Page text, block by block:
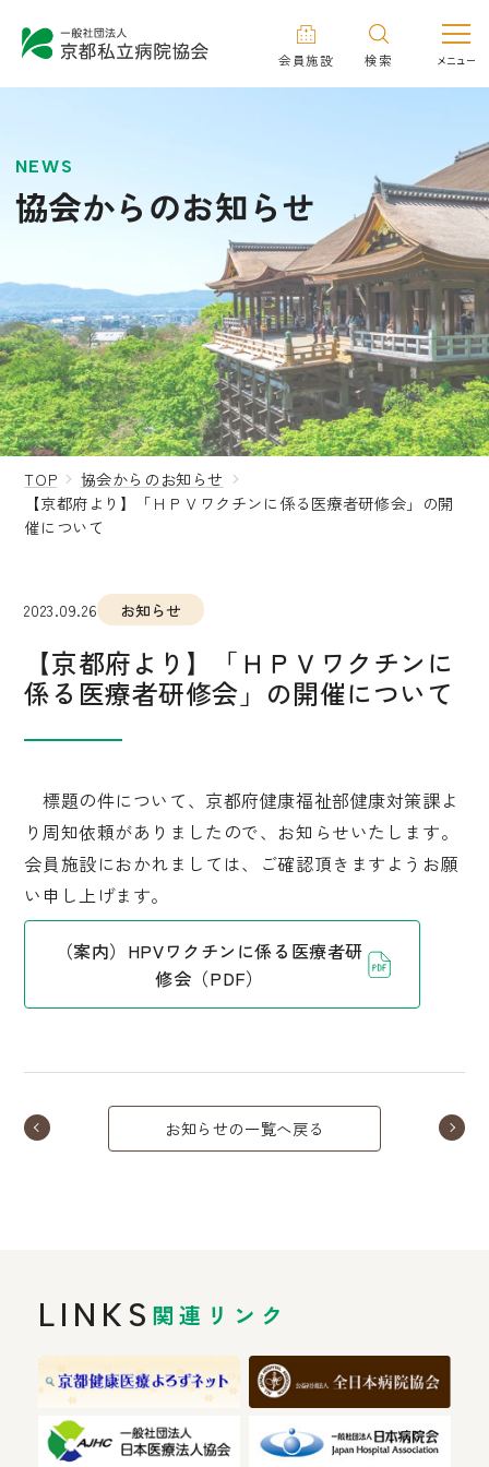
会員施設 検索
NEWS
協会からのお知らせ
TOP
協会からのお知らせ
【京都府より】「ＨＰＶワクチンに係る医療者研修会」の開
催について
2023.09.26 お知らせ
【京都府より】「ＨＰＶワクチンに
係る医療者研修会」の開催について
標題の件について、京都府健康福祉部健康対策課よ
り周知依頼がありましたので、お知らせいたします。
会員施設におかれましては、ご確認頂きますようお願
い申し上げます。
（案内）HPVワクチンに係る医療者研
修会（PDF）
お知らせの一覧へ戻る
LINKS 関連リンク